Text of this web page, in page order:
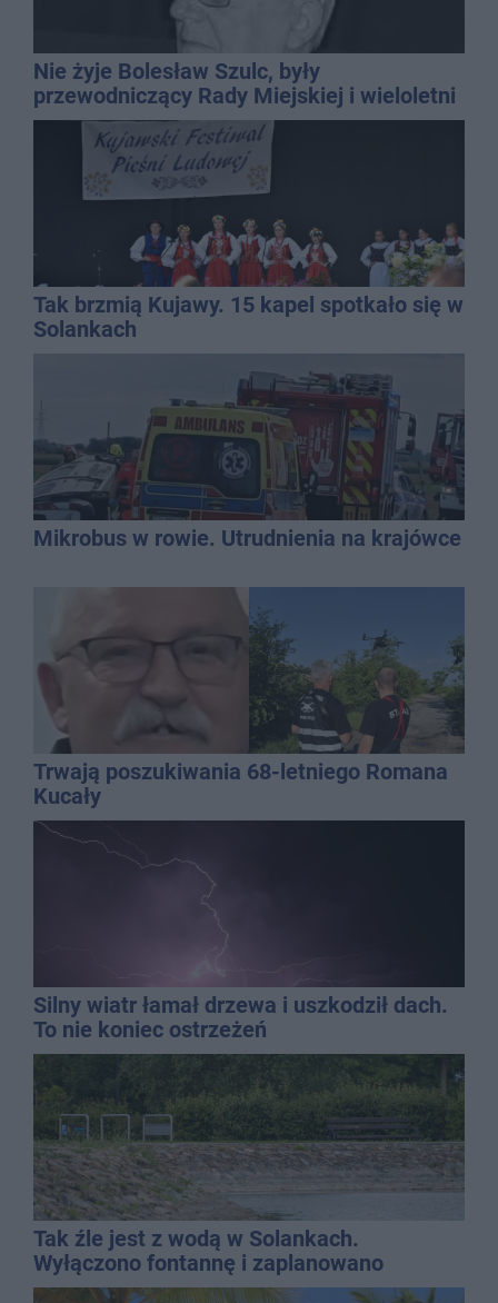
Nie żyje Bolesław Szulc, były
przewodniczący Rady Miejskiej i wieloletni
dyrektor SP 14
Tak brzmią Kujawy. 15 kapel spotkało się w
Solankach
Mikrobus w rowie. Utrudnienia na krajówce
Trwają poszukiwania 68-letniego Romana
Kucały
Silny wiatr łamał drzewa i uszkodził dach.
To nie koniec ostrzeżeń
Tak źle jest z wodą w Solankach.
Wyłączono fontannę i zaplanowano
dolewkę